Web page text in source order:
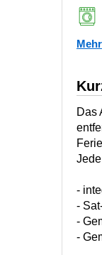
Mehr
Das
-
-
-
-